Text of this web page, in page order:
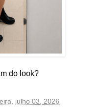
do look?
julho 03, 2026